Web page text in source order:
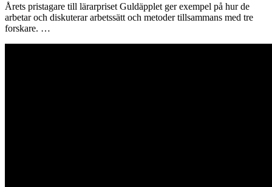
Årets pristagare till lärarpriset Guldäpplet ger exempel på hur de
arbetar och diskuterar arbetssätt och metoder tillsammans med tre
forskare. …